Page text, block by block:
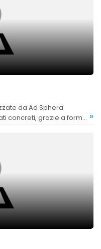
concreti, grazie a format »